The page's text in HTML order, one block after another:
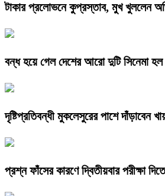
টাকার প্রলোভনে কুপ্রস্তাব, মুখ খুললেন
বন্ধ হয়ে গেল দেশের আরো দুটি সিনেমা হল
দৃষ্টিপ্রতিবন্ধী মুকলেসুরের পাশে দাঁড়াবেন
প্রশ্ন ফাঁসের কারণে দ্বিতীয়বার পরীক্ষা